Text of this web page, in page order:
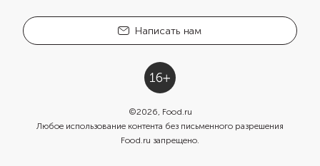
Написать нам
©2026, Food.ru
Любое использование контента без письменного разрешения
Food.ru запрещено.